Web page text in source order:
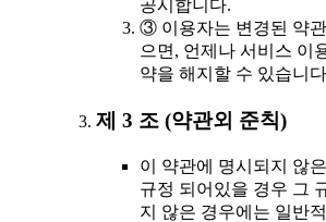
공시합니다.
③ 이용자는 변경된 약
으면, 언제나 서비스 이
약을 해지할 수 있습니
제 3 조 (약관외 준칙)
이 약관에 명시되지 않
규정 되어있을 경우 그
지 않은 경우에는 일반